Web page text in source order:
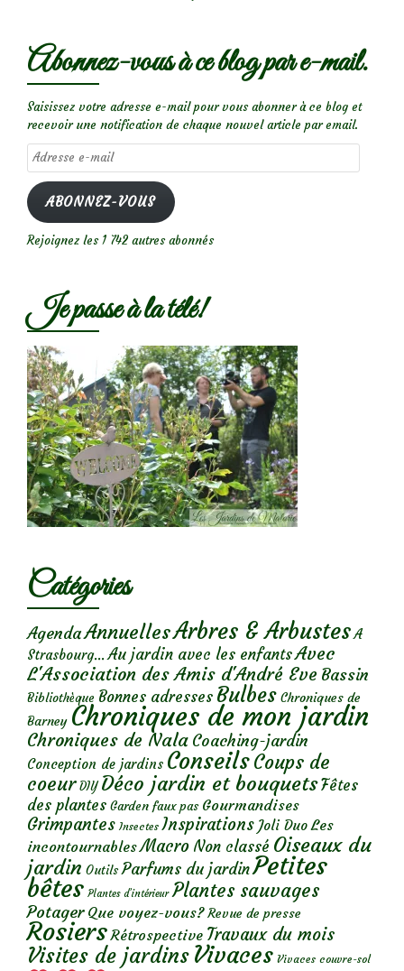
Abonnez-vous à ce blog par e-mail.
Saisissez votre adresse e-mail pour vous abonner à ce blog et
recevoir une notification de chaque nouvel article par email.
Adresse
e-
mail
ABONNEZ-VOUS
Rejoignez les 1 742 autres abonnés
Je passe à la télé!
Catégories
AgendaAnnuellesArbres & Arbustes A
Strasbourg... Au jardin avec les enfantsAvec
L'Association des Amis d'André Eve Bassin
Bibliothèque Bonnes adresses Bulbes Chroniques de
Barney Chroniques de mon jardin
Chroniques de Nala Coaching-jardin
Conception de jardins ConseilsCoups de
coeur DIY Déco jardin et bouquetsFêtes
des plantes Garden faux pas Gourmandises
Grimpantes Insectes Inspirations Joli Duo Les
incontournables Macro Non classé Oiseaux du
jardin Outils Parfums du jardinPetites
bêtes Plantes d’intérieur Plantes sauvages
Potager Que voyez-vous? Revue de presse
Rosiers Rétrospective Travaux du mois
Visites de jardins Vivaces Vivaces couvre-sol